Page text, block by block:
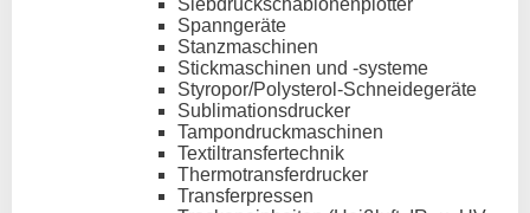
Siebdruckschablonenplotter
Spanngeräte
Stanzmaschinen
Stickmaschinen und -systeme
Styropor/Polysterol-Schneidegeräte
Sublimationsdrucker
Tampondruckmaschinen
Textiltransfertechnik
Thermotransferdrucker
Transferpressen